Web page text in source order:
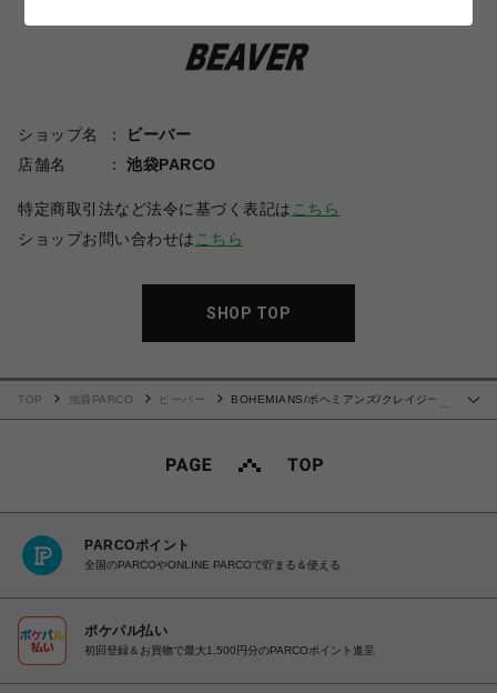
ショップ名
ビーバー
店舗名
池袋PARCO
特定商取引法など法令に基づく表記は こちら
ショップお問い合わせは こちら
SHOP TOP
TOP 池袋PARCO ビーバー
BOHEMIANS/ボヘミアンズ/クレイジーパ
PARCOポイント
全国のPARCOやONLINE PARCOで貯まる＆使える
ポケパル払い
初回登録＆お買物で最大1,500円分のPARCOポイント進呈